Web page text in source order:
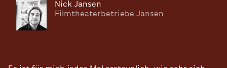
Nick Jansen
Filmtheaterbetriebe Jansen